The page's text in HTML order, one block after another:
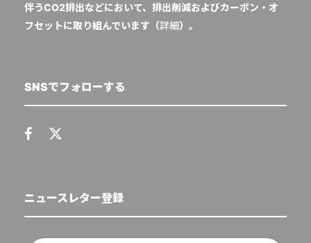
伴うCO2排出などにおいて、排出削減およびカーボン・オ
フセットに取り組んでいます（詳細）。
SNSでフォローする
ニュースレター登録